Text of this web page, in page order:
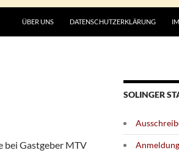
ÜBER UNS DATENSCHUTZERKLÄRUNG
bei Gastgeber MTV
SOLINGER
Anmeldung